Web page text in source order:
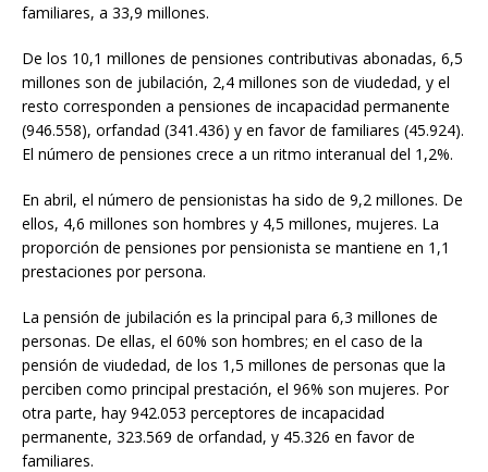
familiares, a 33,9 millones.
De los 10,1 millones de pensiones contributivas abonadas, 6,5
millones son de jubilación, 2,4 millones son de viudedad, y el
resto corresponden a pensiones de incapacidad permanente
(946.558), orfandad (341.436) y en favor de familiares (45.924).
El número de pensiones crece a un ritmo interanual del 1,2%.
En abril, el número de pensionistas ha sido de 9,2 millones. De
ellos, 4,6 millones son hombres y 4,5 millones, mujeres. La
proporción de pensiones por pensionista se mantiene en 1,1
prestaciones por persona.
La pensión de jubilación es la principal para 6,3 millones de
personas. De ellas, el 60% son hombres; en el caso de la
pensión de viudedad, de los 1,5 millones de personas que la
perciben como principal prestación, el 96% son mujeres. Por
otra parte, hay 942.053 perceptores de incapacidad
permanente, 323.569 de orfandad, y 45.326 en favor de
familiares.